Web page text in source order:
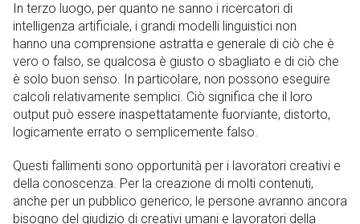
In terzo luogo, per quanto ne sanno i ricercatori di
intelligenza artificiale, i grandi modelli linguistici non
hanno una comprensione astratta e generale di ciò che è
vero o falso, se qualcosa è giusto o sbagliato e di ciò che
è solo buon senso. In particolare, non possono eseguire
calcoli relativamente semplici. Ciò significa che il loro
output può essere inaspettatamente fuorviante, distorto,
logicamente errato o semplicemente falso.
Questi fallimenti sono opportunità per i lavoratori creativi e
della conoscenza. Per la creazione di molti contenuti,
anche per un pubblico generico, le persone avranno ancora
bisogno del giudizio di creativi umani e lavoratori della